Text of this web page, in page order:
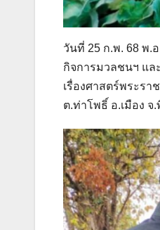
วันที่ 25 ก.พ. 68 พ.
กิจการมวลชนฯ แ
เรื่องศาสตร์พระร
ต.ท่าโพธิ์ อ.เมือง